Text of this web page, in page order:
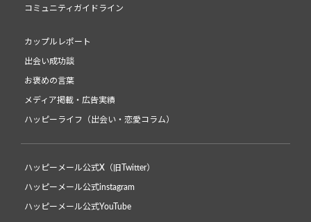
コミュニティガイドライン
カップルレポート
出会い成功談
お褒めの言葉
メディア掲載・広告実績
ハッピーライフ（出会い・恋愛コラム）
ハッピーメール公式X（旧Twitter）
ハッピーメール公式instagram
ハッピーメール公式YouTube